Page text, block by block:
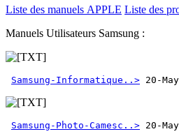
Liste des manuels APPLE Liste des
Manuels Utilisateurs Samsung :
Samsung-Informatique..>
Samsung-Photo-Camesc..>